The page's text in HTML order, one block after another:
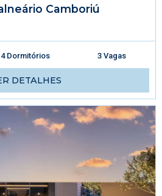
Camboriú
4 Dormitórios 3 Vagas
DETALHES